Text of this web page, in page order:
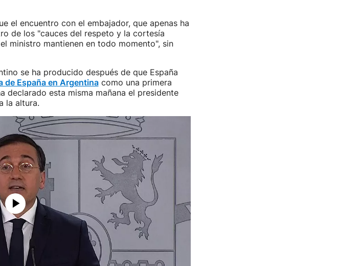
el encuentro con el embajador, que apenas ha
de los "cauces del respeto y la cortesía
ministro mantienen en todo momento", sin
se ha producido después de que España
de España en Argentinacomo una primera
declarado esta misma mañana el presidente
la altura.